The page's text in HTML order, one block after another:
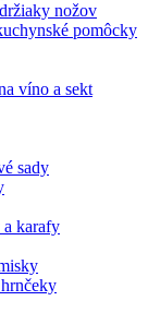
nožov
pomôcky
víno a sekt
sady
karafy